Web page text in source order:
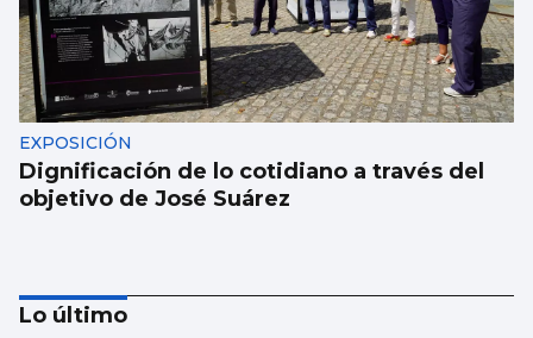
EXPOSICIÓN
Dignificación de lo cotidiano a través del
objetivo de José Suárez
Lo último